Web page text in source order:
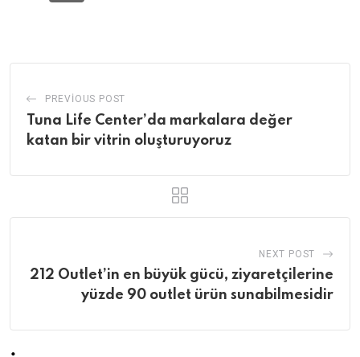
PREVIOUS POST
Tuna Life Center’da markalara değer
katan bir vitrin oluşturuyoruz
NEXT POST
212 Outlet’in en büyük gücü, ziyaretçilerine
yüzde 90 outlet ürün sunabilmesidir